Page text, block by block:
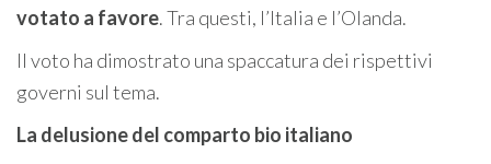
votato a favore. Tra questi, l’Italia e l’Olanda.
Il voto ha dimostrato una spaccatura dei rispettivi
governi sul tema.
La delusione del comparto bio italiano